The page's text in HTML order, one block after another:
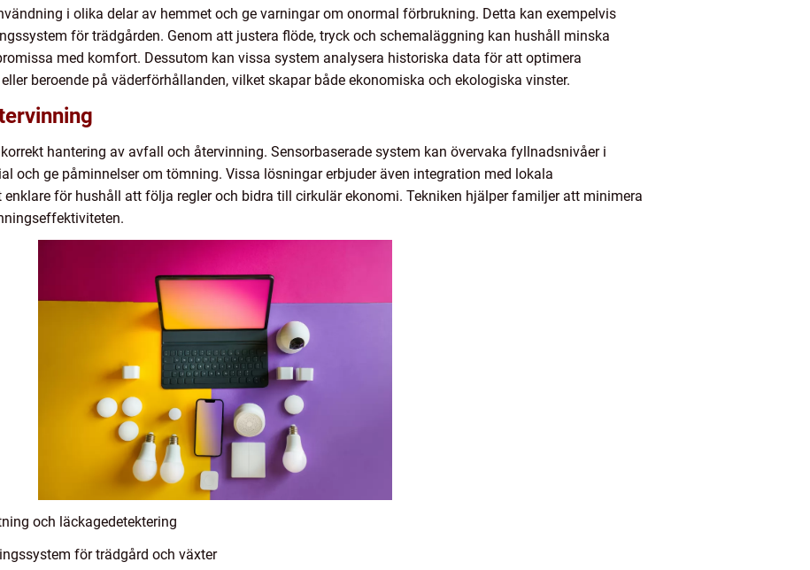
i olika delar av hemmet och ge varningar om onormal förbrukning. Detta kan exempelvis
för trädgården. Genom att justera flöde, tryck och schemaläggning kan hushåll minska
med komfort. Dessutom kan vissa system analysera historiska data för att optimera
beroende på väderförhållanden, vilket skapar både ekonomiska och ekologiska vinster.
hantering av avfall och återvinning. Sensorbaserade system kan övervaka fyllnadsnivåer i
och ge påminnelser om tömning. Vissa lösningar erbjuder även integration med lokala
för hushåll att följa regler och bidra till cirkulär ekonomi. Tekniken hjälper familjer att minimera
och läckagedetektering
för trädgård och växter